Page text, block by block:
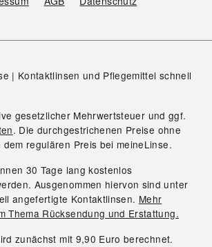
| Kontaktlinsen und Pflegemittel schnell
gesetzlicher Mehrwertsteuer und ggf.
. Die durchgestrichenen Preise ohne
dem regulären Preis bei meineLinse.
30 Tage lang kostenlos
Ausgenommen hiervon sind unter
angefertigte Kontaktlinsen. Mehr
Thema Rücksendung und Erstattung.
zunächst mit 9,90 Euro berechnet.